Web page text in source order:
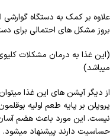
علاوه بر کمک به دستگاه گوارشی
بروز مشکل های احتمالی برای
(این غذا به درمان مشکلات
میباشد)
از دیگر آپشن های این غذا
پروپلن بر پایه طعم اولیه
نیست. این مورد باعث هضم
حساسیت دارند پیشنهاد میشود.